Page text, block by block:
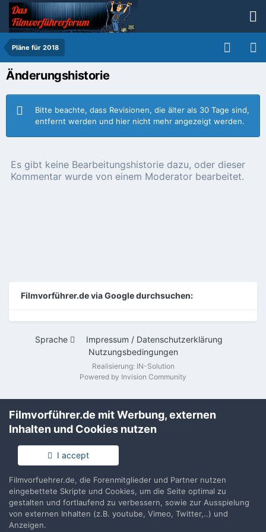
Pläne für 2018
Änderungshistorie
Bitte beachte, dass Revisionen, die älter als 30 Tage sind,
entfernt werden und hier nicht mehr angezeigt werden.
Es gibt keine Bearbeitungshistorie dazu, oder dieser
Kommentar wurde von einem Moderator bearbeitet.
Filmvorführer.de via Google durchsuchen:
Sprache
Impressum / Datenschutzerklärung
Nutzungsbedingungen
Realisierung: IN-Solution
Powered by Invision Community
Filmvorführer.de mit Werbung, externen
Inhalten und Cookies nutzen
I accept
Filmvorfuehrer.de, die Forenmitglieder und Partner nutzen
eingebettete Skripte und Cookies, um die Seite optimal zu
gestalten und fortlaufend zu verbessern, sowie zur Ausspielung
von externen Inhalten (z.B. youtube, Vimeo, Twitter,..) und
Anzeigen.